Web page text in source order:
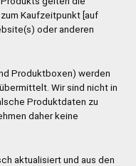
Kaufzeitpunkt [auf
oder anderen
Produktboxen) werden
Wir sind nicht in
Produktdaten zu
daher keine
aktualisiert und aus den